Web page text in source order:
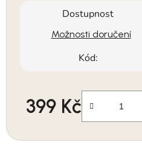
Dostupnost
Možnosti doručení
Kód:
399 Kč